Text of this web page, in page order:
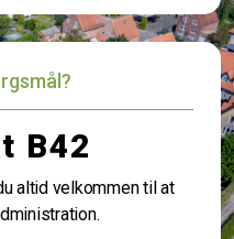
B42
altid velkommen til at